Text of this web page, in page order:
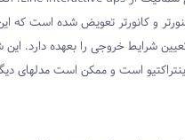
و کانورتر تعویض شده است که
شرایط خروجی را بعهده دارد.
است و ممکن است مدلهای